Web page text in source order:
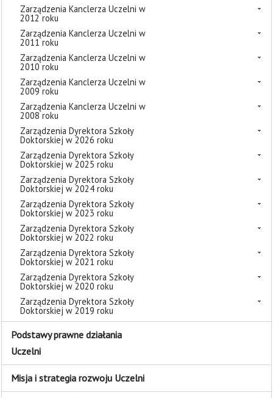
Zarządzenia Kanclerza Uczelni w
2012 roku
Zarządzenia Kanclerza Uczelni w
2011 roku
Zarządzenia Kanclerza Uczelni w
2010 roku
Zarządzenia Kanclerza Uczelni w
2009 roku
Zarządzenia Kanclerza Uczelni w
2008 roku
Zarządzenia Dyrektora Szkoły
Doktorskiej w 2026 roku
Zarządzenia Dyrektora Szkoły
Doktorskiej w 2025 roku
Zarządzenia Dyrektora Szkoły
Doktorskiej w 2024 roku
Zarządzenia Dyrektora Szkoły
Doktorskiej w 2023 roku
Zarządzenia Dyrektora Szkoły
Doktorskiej w 2022 roku
Zarządzenia Dyrektora Szkoły
Doktorskiej w 2021 roku
Zarządzenia Dyrektora Szkoły
Doktorskiej w 2020 roku
Zarządzenia Dyrektora Szkoły
Doktorskiej w 2019 roku
Podstawy prawne działania
Uczelni
Misja i strategia rozwoju Uczelni